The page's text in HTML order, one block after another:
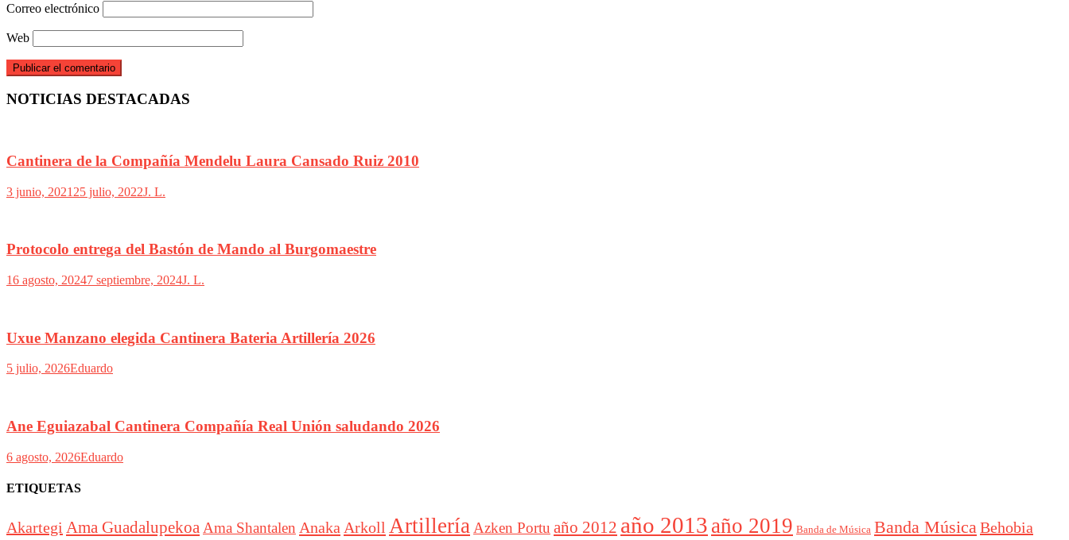
Correo electrónico
Web
NOTICIAS DESTACADAS
Cantinera de la Compañía Mendelu Laura Cansado Ruiz 2010
3 junio, 2021 25 julio, 2022J. L.
Protocolo entrega del Bastón de Mando al Burgomaestre
16 agosto, 20247 septiembre, 2024J. L.
Uxue Manzano elegida Cantinera Bateria Artillería 2026
5 julio, 2026Eduardo
Ane Eguiazabal Cantinera Compañía Real Unión saludando 2026
6 agosto, 2026Eduardo
ETIQUETAS
Akartegi Ama GuadalupekoaAma Shantalen AnakaArkoll ArtilleríaAzken Portu año 2012 año 2013 año 2019 Banda de Música Banda MúsicaBehobia